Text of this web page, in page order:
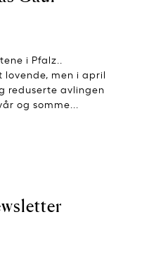
i Pfalz..
lovende, men i april
reduserte avlingen
og somme...